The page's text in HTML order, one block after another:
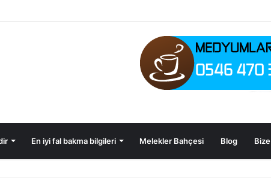
En iyi fal bakma bilgileri Melekler Bahçesi Blog